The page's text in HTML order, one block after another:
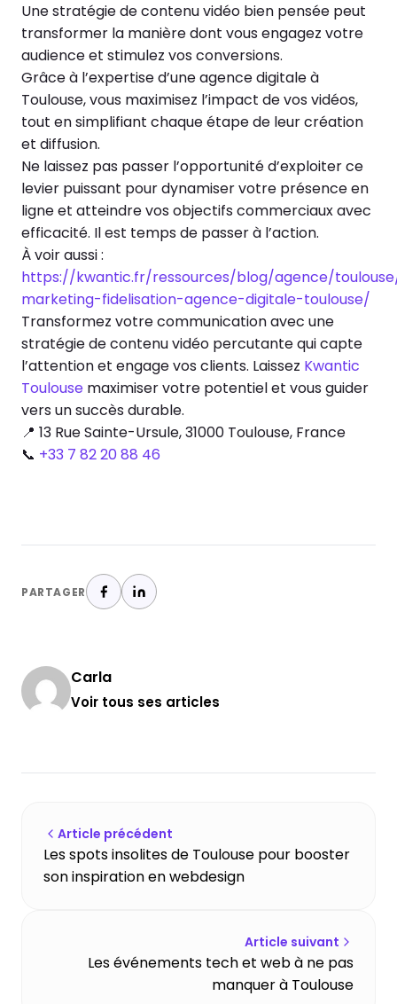
Une stratégie de contenu vidéo bien pensée peut
transformer la manière dont vous engagez votre
audience et stimulez vos conversions.
Grâce à l’expertise d’une agence digitale à
Toulouse, vous maximisez l’impact de vos vidéos,
tout en simplifiant chaque étape de leur création
et diffusion.
Ne laissez pas passer l’opportunité d’exploiter ce
levier puissant pour dynamiser votre présence en
ligne et atteindre vos objectifs commerciaux avec
efficacité. Il est temps de passer à l’action.
À voir aussi :
https://kwantic.fr/ressources/blog/agence/
marketing-fidelisation-agence-digitale-toulouse/
Transformez votre communication avec une
stratégie de contenu vidéo percutante qui capte
l’attention et engage vos clients. Laissez Kwantic
Toulouse maximiser votre potentiel et vous guider
vers un succès durable.
📍 13 Rue Sainte-Ursule, 31000 Toulouse, France
📞 +33 7 82 20 88 46
PARTAGER
Carla
Voir tous ses articles
Article précédent
Les spots insolites de Toulouse pour booster
son inspiration en webdesign
Article suivant
Les événements tech et web à ne pas
manquer à Toulouse